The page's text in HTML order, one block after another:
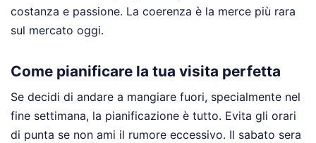
costanza e passione. La coerenza è la merce più rara
sul mercato oggi.
Come pianificare la tua visita perfetta
Se decidi di andare a mangiare fuori, specialmente nel
fine settimana, la pianificazione è tutto. Evita gli orari
di punta se non ami il rumore eccessivo. Il sabato sera